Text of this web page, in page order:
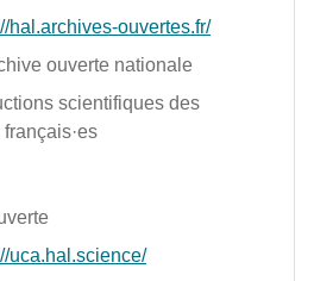
hal.archives-ouvertes.fr/
ouverte nationale
scientifiques des
uca.hal.science/